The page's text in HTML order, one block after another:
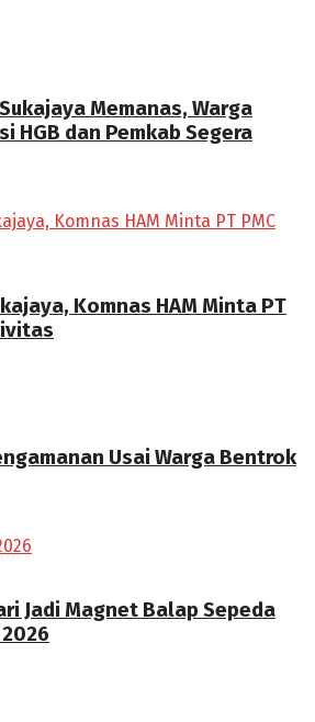
Memanas, Warga
HGB dan Pemkab Segera
Komnas HAM Minta PT
Usai Warga Bentrok
Jadi Magnet Balap Sepeda